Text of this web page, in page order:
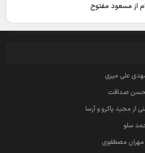
از مسعود مفتوح
علی میری
محسن صداقت
از مجید پاکرو و آرسا
سلو
مهران مصطفوی